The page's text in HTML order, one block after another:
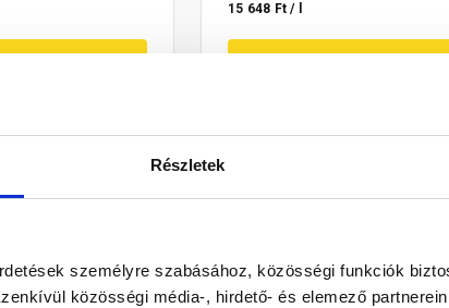
Részletek
személyre szabásához, közösségi funkciók
közösségi média-, hirdető- és elemező
15 648 Ft / l